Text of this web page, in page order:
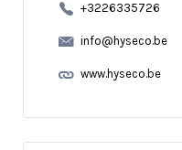
+3226335726
info@hyseco.be
www.hyseco.be